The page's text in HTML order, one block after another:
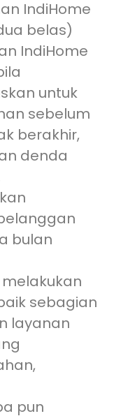
IndiHome
belas)
IndiHome
untuk
sebelum
berakhir,
denda
bulan
sebagian
layanan
pun